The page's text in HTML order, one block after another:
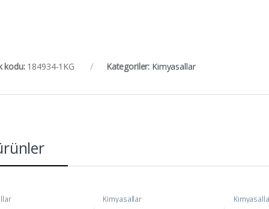
kodu: 184934-1KG Kategoriler: Kimyasallar
Kimyasallar